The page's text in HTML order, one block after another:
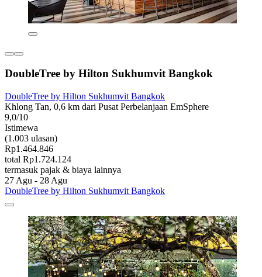
DoubleTree by Hilton Sukhumvit Bangkok
DoubleTree by Hilton Sukhumvit Bangkok
Khlong Tan, 0,6 km dari Pusat Perbelanjaan EmSphere
9,0/10
Istimewa
(1.003 ulasan)
Rp1.464.846
total Rp1.724.124
termasuk pajak & biaya lainnya
27 Agu - 28 Agu
DoubleTree by Hilton Sukhumvit Bangkok